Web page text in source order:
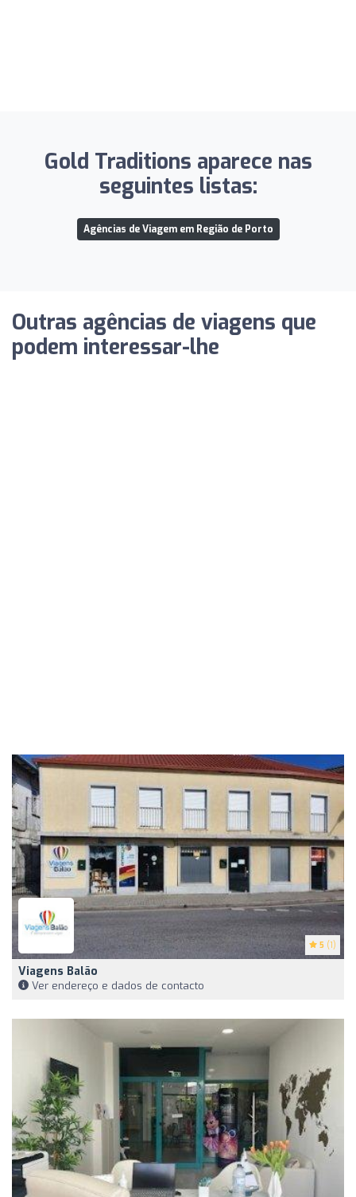
Gold Traditions aparece nas
seguintes listas:
Agências de Viagem em Região de Porto
Outras agências de viagens que
podem interessar-lhe
5 (1)
Viagens Balão
Ver endereço e dados de contacto